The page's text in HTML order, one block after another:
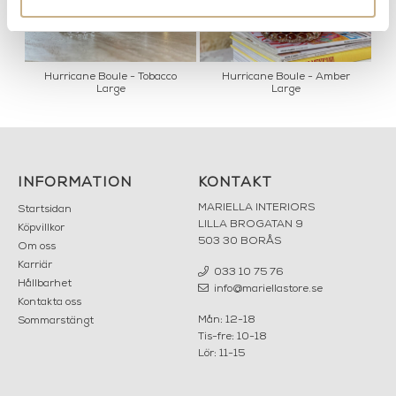
Hurricane Boule - Tobacco
Large
Hurricane Boule - Amber
Large
INFORMATION
Startsidan
Köpvillkor
Om oss
Karriär
Hållbarhet
Kontakta oss
Sommarstängt
KONTAKT
MARIELLA INTERIORS
LILLA BROGATAN 9
503 30 BORÅS
033 10 75 76
info@mariellastore.se
Mån: 12-18
Tis-fre: 10-18
Lör: 11-15